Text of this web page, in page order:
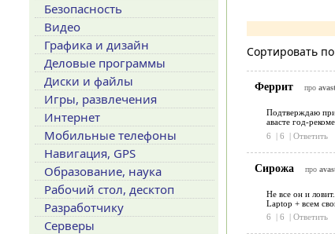
Сортировать
Феррит про
Подтверждаю
авасте год-
6
| 6 | Ответить
Сирожа про
Не все он и
Laptop + всем
6
| 6 | Ответить
Безопасность
Видео
Графика и дизайн
Деловые программы
Диски и файлы
Игры, развлечения
Интернет
Мобильные телефоны
Навигация, GPS
Образование, наука
Рабочий стол, десктоп
Разработчику
Серверы